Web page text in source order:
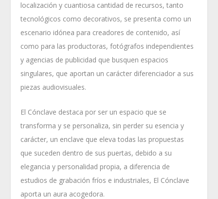
localización y cuantiosa cantidad de recursos, tanto
tecnológicos como decorativos, se presenta como un
escenario idónea para creadores de contenido, así
como para las productoras, fotógrafos independientes
y agencias de publicidad que busquen espacios
singulares, que aportan un carácter diferenciador a sus
piezas audiovisuales.
El Cónclave destaca por ser un espacio que se
transforma y se personaliza, sin perder su esencia y
carácter, un enclave que eleva todas las propuestas
que suceden dentro de sus puertas, debido a su
elegancia y personalidad propia, a diferencia de
estudios de grabación fríos e industriales, El Cónclave
aporta un aura acogedora.